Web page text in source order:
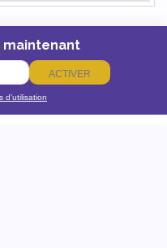
maintenant
ACTIVER
d’utilisation